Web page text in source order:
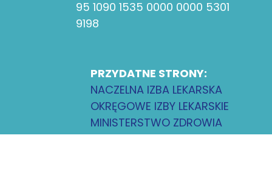
95 1090 1535 0000 0000 5301
9198
PRZYDATNE STRONY:
NACZELNA IZBA LEKARSKA
OKRĘGOWE IZBY LEKARSKIE
MINISTERSTWO ZDROWIA
LUBUSKI ODDZIAŁ NFZ